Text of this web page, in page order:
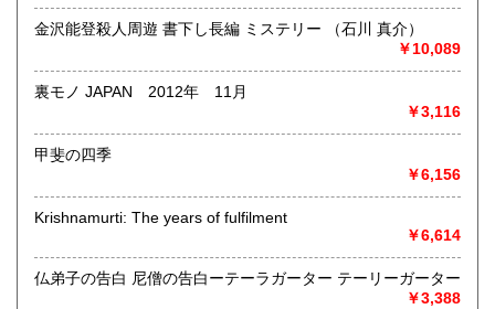
取り扱い分野
総記、哲学宗教、歴史、社会科学、自然科学、美術工芸、国
語国文、外国文学、古典籍、近代文献、趣味、外国書、サブ
カルチャー、古書一般（その他）
書籍全般
金沢能登殺人周遊 書下し長編 ミステリー （石川 真介）
￥10,089
裏モノ JAPAN 2012年 11月
￥3,116
甲斐の四季
￥6,156
Krishnamurti: The years of fulfilment
￥6,614
仏弟子の告白 尼僧の告白ーテーラガーター テーリーガーター
￥3,388